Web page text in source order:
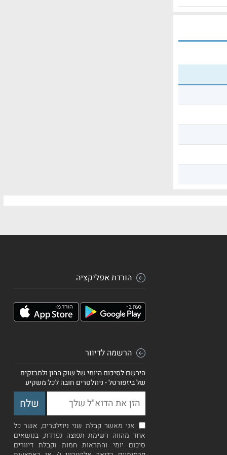
הורדת אפליקציה
הרשמה לדיוור
הירשם לסיכום היומי של שוק ההון ולמבזקים
של ביזפורטל - ניוזלטרים חובה לכל משקיע
אני מאשר קבלת שני ניוזלטרים, אשר כל
אחד מהווה רשימת תפוצה נפרדת, בנושאים
סיכום יומי והתראות חמות וקבלת דיוורים